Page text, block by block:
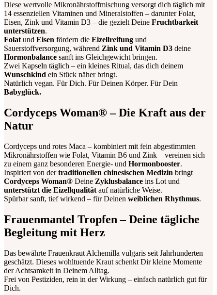
Diese wertvolle Mikronährstoffmischung versorgt dich täglich mit
14 essenziellen Vitaminen und Mineralstoffen – darunter Folat,
Eisen, Zink und Vitamin D3 – die gezielt Deine Fruchtbarkeit
unterstützen.
Folat und Eisen fördern die Eizellreifung und
Sauerstoffversorgung, während Zink und Vitamin D3 deine
Hormonbalance sanft ins Gleichgewicht bringen.
Zwei Kapseln täglich – ein kleines Ritual, das dich deinem
Wunschkind ein Stück näher bringt.
Natürlich vegan. Für Dich. Für Deinen Körper. Für Dein
Babyglück.
Cordyceps Woman® – Die Kraft aus der
Natur
Cordyceps und rotes Maca – kombiniert mit fein abgestimmten
Mikronährstoffen wie Folat, Vitamin B6 und Zink – vereinen sich
zu einem ganz besonderen Energie- und Hormonbooster.
Inspiriert von dertraditionellen chinesischen Medizin bringt
Cordyceps Woman® Deine Zyklusbalance ins Lot und
unterstützt die Eizellqualität auf natürliche Weise.
Spürbar sanft, tief wirkend – für Deinen weiblichen Rhythmus.
Frauenmantel Tropfen – Deine tägliche
Begleitung mit Herz
Das bewährte Frauenkraut Alchemilla vulgaris seit Jahrhunderten
geschätzt. Dieses wohltuende Kraut schenkt Dir kleine Momente
der Achtsamkeit in Deinem Alltag.
Frei von Pestiziden, rein in der Wirkung – einfach natürlich gut für
Dich.